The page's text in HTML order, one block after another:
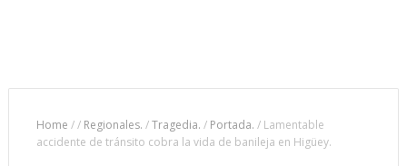
Home // Regionales. /Tragedia. / Portada. / Lamentable
accidente de tránsito cobra la vida de banileja en Higüey.